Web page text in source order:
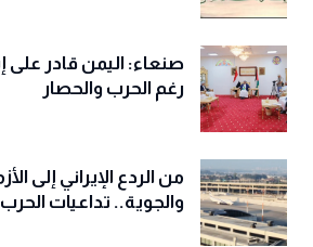
صنعاء: اليمن قادر على
رغم الحرب والحصار
من الردع الإيراني إلى
والجوية.. تداعيات الحرب